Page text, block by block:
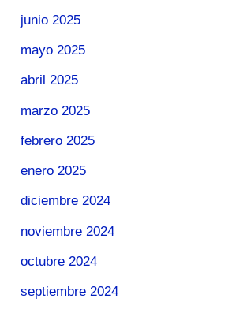
junio 2025
mayo 2025
abril 2025
marzo 2025
febrero 2025
enero 2025
diciembre 2024
noviembre 2024
octubre 2024
septiembre 2024